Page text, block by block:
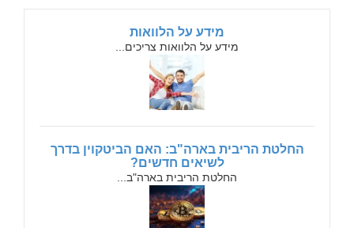
מידע על הלוואות
מידע על הלוואות צריכים...
החלטת הריבית בארה"ב: האם הביטקוין בדרך
לשיאים חדשים?
החלטת הריבית בארה"ב...